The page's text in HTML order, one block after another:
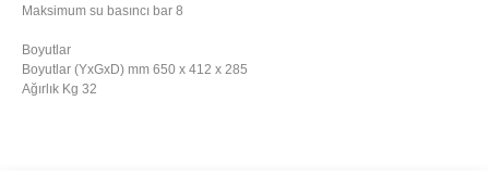
Maksimum su basıncı bar 8
Boyutlar
Boyutlar (YxGxD) mm 650 x 412 x 285
Ağırlık Kg 32